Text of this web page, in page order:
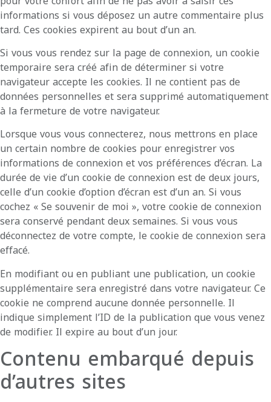
informations si vous déposez un autre commentaire plus
tard. Ces cookies expirent au bout d’un an.
Si vous vous rendez sur la page de connexion, un cookie
temporaire sera créé afin de déterminer si votre
navigateur accepte les cookies. Il ne contient pas de
données personnelles et sera supprimé automatiquement
à la fermeture de votre navigateur.
Lorsque vous vous connecterez, nous mettrons en place
un certain nombre de cookies pour enregistrer vos
informations de connexion et vos préférences d’écran. La
durée de vie d’un cookie de connexion est de deux jours,
celle d’un cookie d’option d’écran est d’un an. Si vous
cochez « Se souvenir de moi », votre cookie de connexion
sera conservé pendant deux semaines. Si vous vous
déconnectez de votre compte, le cookie de connexion sera
effacé.
En modifiant ou en publiant une publication, un cookie
supplémentaire sera enregistré dans votre navigateur. Ce
cookie ne comprend aucune donnée personnelle. Il
indique simplement l’ID de la publication que vous venez
de modifier. Il expire au bout d’un jour.
Contenu embarqué depuis
d’autres sites